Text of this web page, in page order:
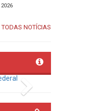
TODAS NOTÍCIAS